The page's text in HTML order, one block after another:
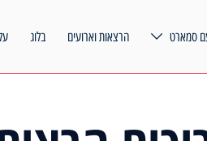
סמארט הרצאות וארועים בלוג